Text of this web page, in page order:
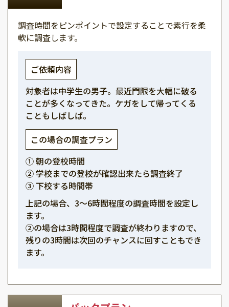
調査時間をピンポイントで設定することで素行を柔
軟に調査します。
ご依頼内容
対象者は中学生の男子。最近門限を大幅に破る
ことが多くなってきた。ケガをして帰ってくる
こともしばしば。
この場合の調査プラン
① 朝の登校時間
② 学校までの登校が確認出来たら調査終了
③ 下校する時間帯
上記の場合、3～6時間程度の調査時間を設定し
ます。
②の場合は3時間程度で調査が終わりますので、
残りの3時間は次回のチャンスに回すこともでき
ます。